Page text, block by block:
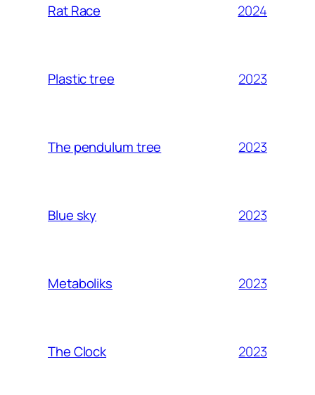
Rat Race 2024
Plastic tree 2023
The pendulum tree 2023
Blue sky 2023
Metaboliks 2023
The Clock 2023